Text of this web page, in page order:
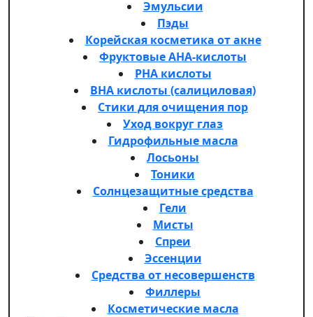
Эмульсии
Пэды
Корейская косметика от акне
Фруктовые AHA-кислоты
PHA кислоты
BHA кислоты (салициловая)
Стики для очищения пор
Уход вокруг глаз
Гидрофильные масла
Лосьоны
Тоники
Солнцезащитные средства
Гели
Мисты
Спреи
Эссенции
Средства от несовершенств
Филлеры
Косметические масла